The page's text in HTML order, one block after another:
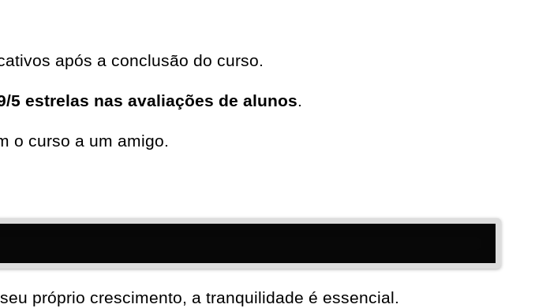
após a conclusão do curso.
5 estrelas nas avaliações de alunos.
o curso a um amigo.
próprio crescimento, a tranquilidade é essencial.